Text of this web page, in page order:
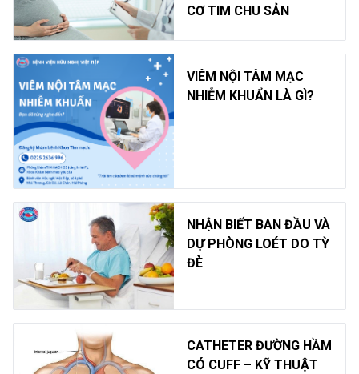
CƠ TIM CHU SẢN
VIÊM NỘI TÂM MẠC
NHIỄM KHUẨN LÀ GÌ?
NHẬN BIẾT BAN ĐẦU VÀ
DỰ PHÒNG LOÉT DO TỲ
ĐÈ
CATHETER ĐƯỜNG HẦM
CÓ CUFF – KỸ THUẬT